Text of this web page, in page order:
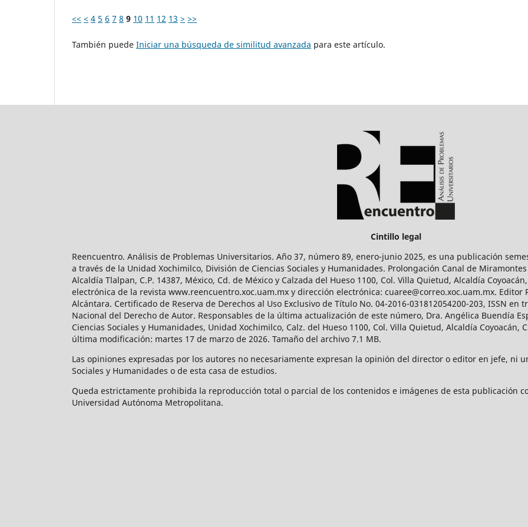
<< < 4 5 6 7 8 9 10 11 12 13 > >>
También puede Iniciar una búsqueda de similitud avanzada para este artículo.
Cintillo legal
Reencuentro. Análisis de Problemas Universitarios. Año 37, número 89, enero-junio 2025, es una publicación
a través de la Unidad Xochimilco, División de Ciencias Sociales y Humanidades. Prolongación Canal de Miramontes
Alcaldía Tlalpan, C.P. 14387, México, Cd. de México y Calzada del Hueso 1100, Col. Villa Quietud, Alcaldía
electrónica de la revista www.reencuentro.xoc.uam.mx y dirección electrónica: cuaree@correo.xoc.uam.mx. Editor
Alcántara. Certificado de Reserva de Derechos al Uso Exclusivo de Título No. 04-2016-031812054200-203, ISSN
Nacional del Derecho de Autor. Responsables de la última actualización de este número, Dra. Angélica Buendía
Ciencias Sociales y Humanidades, Unidad Xochimilco, Calz. del Hueso 1100, Col. Villa Quietud, Alcaldía Coyoacán,
última modificación: martes 17 de marzo de 2026. Tamaño del archivo 7.1 MB.
Las opiniones expresadas por los autores no necesariamente expresan la opinión del director o editor en jefe, ni
Sociales y Humanidades o de esta casa de estudios.
Queda estrictamente prohibida la reproducción total o parcial de los contenidos e imágenes de esta publicación
Universidad Autónoma Metropolitana.